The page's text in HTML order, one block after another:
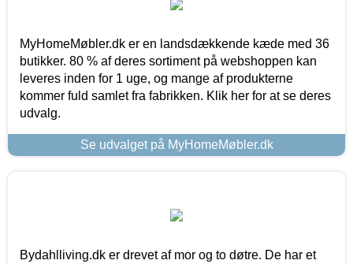
MyHomeMøbler.dk er en landsdækkende kæde med 36
butikker. 80 % af deres sortiment på webshoppen kan
leveres inden for 1 uge, og mange af produkterne
kommer fuld samlet fra fabrikken. Klik her for at se deres
udvalg.
Se udvalget på MyHomeMøbler.dk
Bydahlliving.dk er drevet af mor og to døtre. De har et